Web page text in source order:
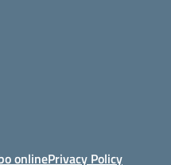
onlinePrivacy Policy